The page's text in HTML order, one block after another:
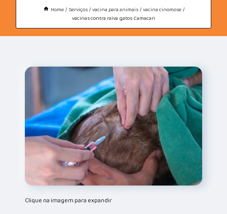
Home Serviços vacina para animais vacina cinomose
vacinas contra raiva gatos Camacari
Clique na imagem para expandir